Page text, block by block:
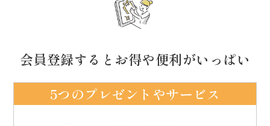
会員登録するとお得や便利がいっぱい
5つのプレゼントやサービス